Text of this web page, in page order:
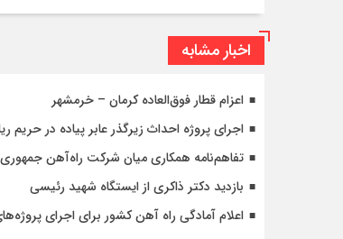
اخبار مشابه
اعزام قطار فوق‌العاده کرمان – خرمشهر
اجرای پروژه احداث زیرگذر عابر پیاده در حریم
تفاهم‌نامه همکاری میان شرکت راه‌آهن
بازدید دکتر ذاکری از ایستگاه شهید رئیسی
اعلام آمادگی راه آهن کشور برای اجرای